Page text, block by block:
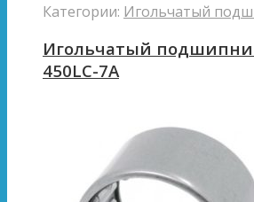
Категории: Игольчатый
Игольчатый
450LC-7A